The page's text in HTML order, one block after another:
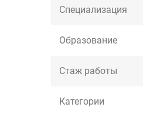
Специализация
Образование
Стаж работы
Категории